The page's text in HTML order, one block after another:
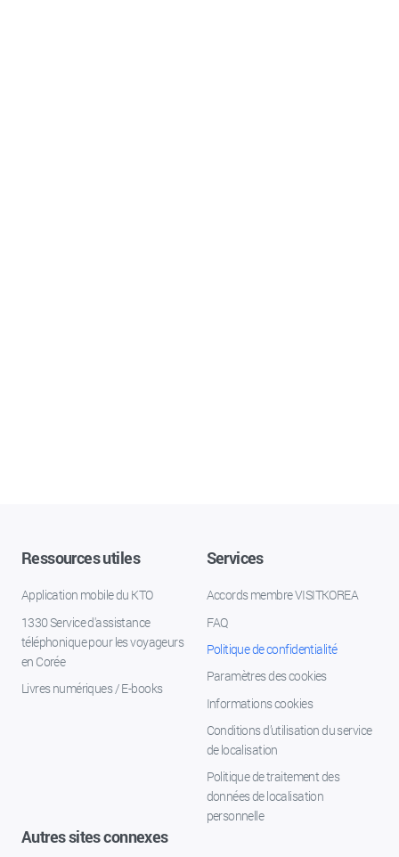
Ressources utiles
Application mobile du KTO
1330 Service d'assistance
téléphonique pour les voyageurs
en Corée
Livres numériques / E-books
Services
Accords membre VISITKOREA
FAQ
Politique de confidentialité
Paramètres des cookies
Informations cookies
Conditions d’utilisation du service
de localisation
Politique de traitement des
données de localisation
personnelle
Autres sites connexes